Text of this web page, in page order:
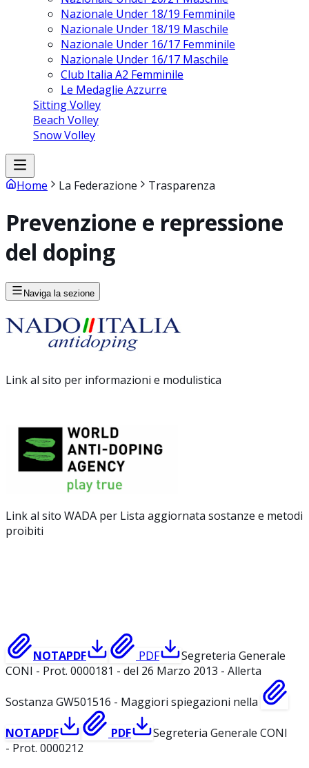
Nazionale Under 18/19 Femminile
Nazionale Under 18/19 Maschile
Nazionale Under 16/17 Femminile
Nazionale Under 16/17 Maschile
Club Italia A2 Femminile
Le Medaglie Azzurre
Sitting Volley
Beach Volley
Snow Volley
Home La Federazione Trasparenza
Prevenzione e repressione
del doping
Naviga la sezione
Link al sito per informazioni e modulistica
Link al sito WADA per Lista aggiornata sostanze e metodi
proibiti
NOTAPDF PDF
Segreteria Generale
CONI - Prot. 0000181 - del 26 Marzo 2013 - Allerta
Sostanza GW501516 - Maggiori spiegazioni nella
NOTAPDF PDF
Segreteria Generale CONI
- Prot. 0000212